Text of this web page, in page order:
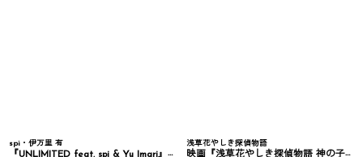
spi・伊万里 有
『UNLIMITED feat. spi & Yu Imari』Blu-ray
浅草花やしき探偵物語
映画『浅草花やしき探偵物語 神の子は傷ついて』Blu-ray